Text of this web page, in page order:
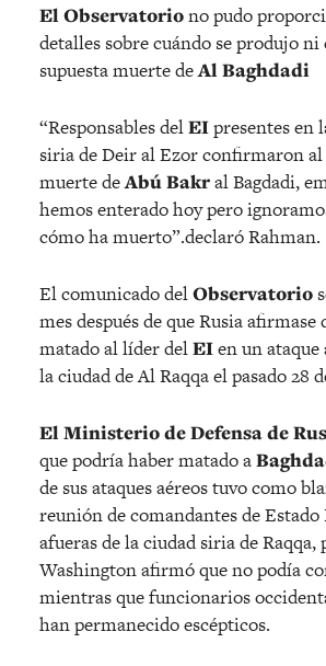
El Observatoriono pudo
detalles sobre cuándo se produjo ni
supuesta muerte deAl Baghdadi
“Responsables delEIpresentes en
siria de Deir al Ezor confirmaron al
muerte deAbú Bakral Bagdadi,
hemos enterado hoy pero
cómo ha muerto”.declaró Rahman.
El comunicado delObservatorio
mes después de que Rusia afirmase
matado al líder delEIen un ataque
la ciudad de Al Raqqa el pasado 28
El Ministerio de Defensa de
que podría haber matado a
de sus ataques aéreos tuvo como
reunión de comandantes de
afueras de la ciudad siria de Raqqa,
Washington afirmó que no podía
mientras que funcionarios
han permanecido escépticos.